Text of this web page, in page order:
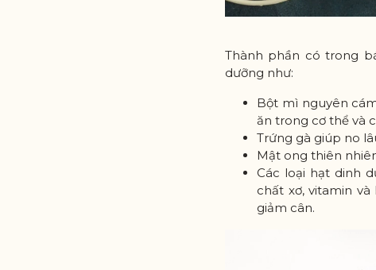
Thành phần có trong
dưỡng như:
Bột mì nguyên
ăn trong cơ thể và
Trứng gà giúp no
Mật ong thiên
Các loại hạt dinh
chất xơ, vitamin
giảm cân.